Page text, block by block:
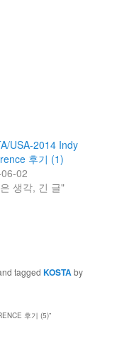
USA-2014 Indy
후기 (1)
02
생각, 긴 글"
taggedKOSTAby
후기 (5)”